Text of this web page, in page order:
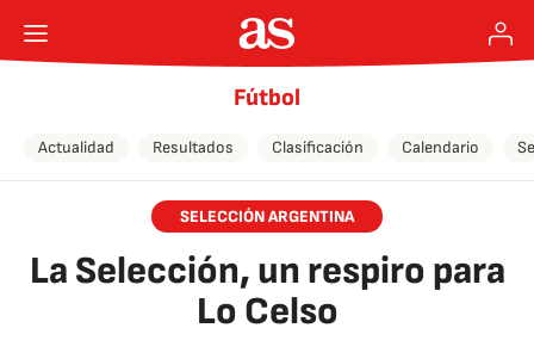
Fútbol
Actualidad Resultados Clasificación Calendario
SELECCIÓN ARGENTINA
La Selección, un respiro para
Lo Celso